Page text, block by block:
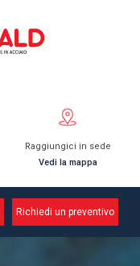
Raggiungici in sede
Vedi la mappa
Richiedi un preventivo